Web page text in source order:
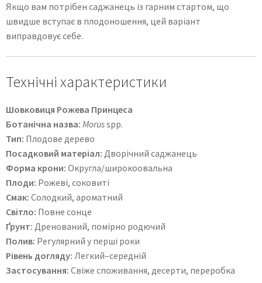
Якщо вам потрібен саджанець із гарним стартом, що
швидше вступає в плодоношення, цей варіант
виправдовує себе.
Технічні характеристики
Шовковиця Рожева Принцеса
Ботанічна назва: Morusspp.
Тип: Плодове дерево
Посадковий матеріал: Дворічний саджанець
Форма крони: Округла/широкоовальна
Плоди: Рожеві, соковиті
Смак: Солодкий, ароматний
Світло: Повне сонце
Ґрунт: Дренований, помірно родючий
Полив: Регулярний у перші роки
Рівень догляду: Легкий–середній
Застосування: Свіже споживання, десерти, переробка